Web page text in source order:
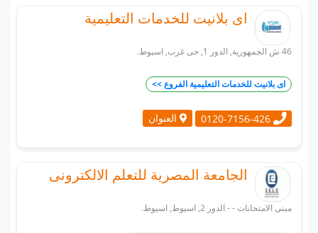
اى بلانيت للخدمات التعليمية
46 ش الجمهورية, الدور 1, حى غرب, اسيوط.
اى بلانيت للخدمات التعليمية الفروع >>
0120-7156-426 العنوان
الجامعة المصرية للتعلم الالكترونى
مبنى الامتحانات - - الدور 2, اسيوط, اسيوط.